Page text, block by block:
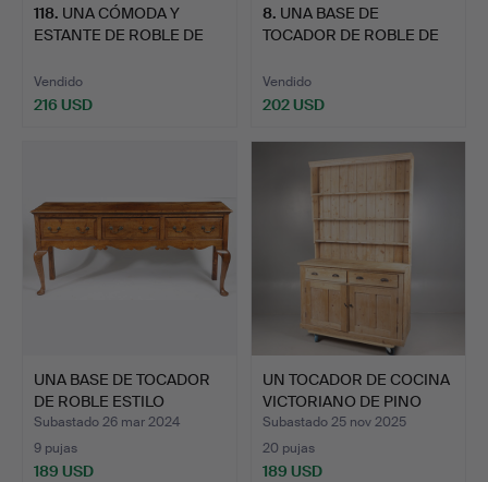
118. UNA CÓMODA Y
ESTANTE DE ROBLE DE
Vendido
216 USD
8. UNA BASE DE
TOCADOR DE ROBLE DE
Vendido
202 USD
UNA BASE DE TOCADOR
DE ROBLE ESTILO
GEORGE…
Subastado 26 mar 2024
9 pujas
189 USD
UN TOCADOR DE COCINA
VICTORIANO DE PINO
RA…
Subastado 25 nov 2025
20 pujas
189 USD